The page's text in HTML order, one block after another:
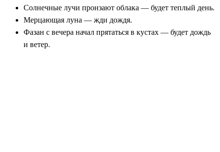
Солнечные лучи пронзают облака — будет теплый день.
Мерцающая луна — жди дождя.
Фазан с вечера начал прятаться в кустах — будет дождь
и ветер.